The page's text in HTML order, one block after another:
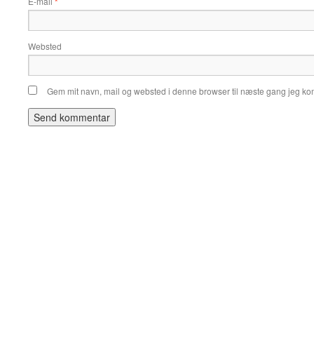
Websted
Gem mit navn, mail og websted i denne browser til næste gang jeg